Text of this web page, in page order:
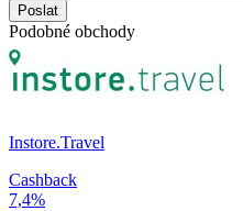
Poslat
Podobné obchody
Instore.Travel
Cashback
7,4%